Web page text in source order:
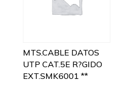
MTS.CABLE DATOS
UTP CAT.5E R?GIDO
EXT.SMK6001 **